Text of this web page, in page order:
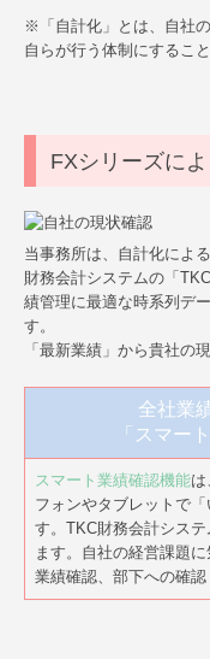
顧問契約について
※「自計化」とは、自社
自らが行う体制にすること
FXシリーズに
当事務所は、自計化によ
財務会計システムの「
績管理に最適な時系列デ
す。
「最新業績」から貴社の
全社業
「スマー
スマート業績確認機能
フォンやタブレットで
す。TKC財務会計シス
ます。自社の経営課題
業績確認、部下への確認